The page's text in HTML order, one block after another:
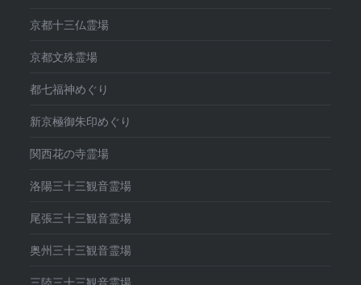
京都十三仏霊場
京都文殊霊場
都七福神めぐり
新京極御朱印めぐり
関西花の寺霊場
洛陽三十三観音霊場
尾張三十三観音霊場
奥州三十三観音霊場
三陸三十三観音霊場